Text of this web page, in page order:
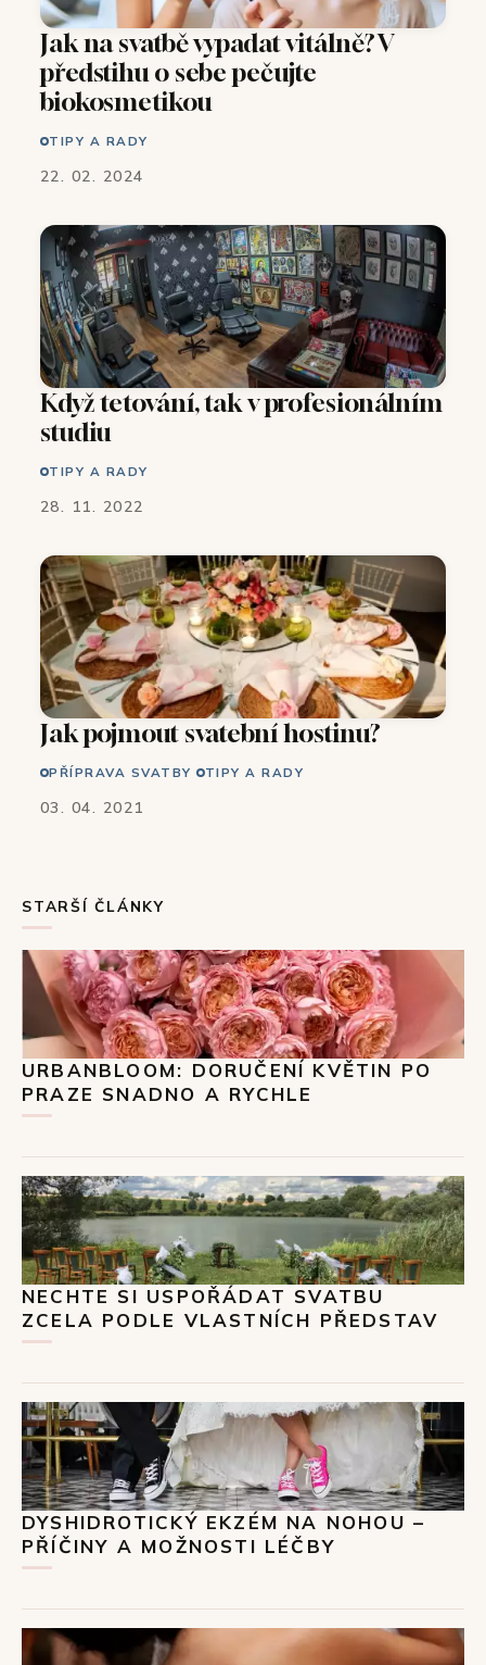
Jak na svatbě vypadat vitálně? V
předstihu o sebe pečujte
biokosmetikou
TIPY A RADY
22. 02. 2024
Když tetování, tak v profesionálním
studiu
TIPY A RADY
28. 11. 2022
Jak pojmout svatební hostinu?
PŘÍPRAVA SVATBY TIPY A RADY
03. 04. 2021
STARŠÍ ČLÁNKY
URBANBLOOM: DORUČENÍ KVĚTIN PO
PRAZE SNADNO A RYCHLE
NECHTE SI USPOŘÁDAT SVATBU
ZCELA PODLE VLASTNÍCH PŘEDSTAV
DYSHIDROTICKÝ EKZÉM NA NOHOU –
PŘÍČINY A MOŽNOSTI LÉČBY